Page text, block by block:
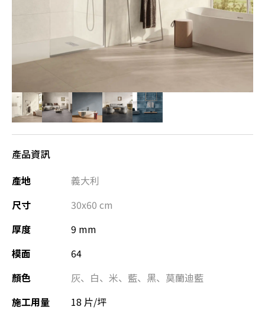
產品資訊
產地
義大利
尺寸
30x60 cm
厚度
9 mm
模面
64
顏色
灰、 白、 米、 藍、 黑、 莫蘭迪藍
施工用量
18 片/坪